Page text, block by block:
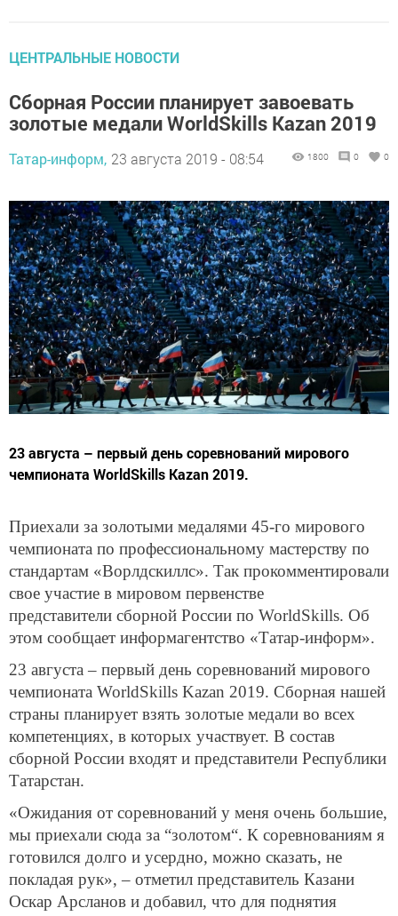
ЦЕНТРАЛЬНЫЕ НОВОСТИ
Сборная России планирует завоевать
золотые медали WorldSkills Kazan 2019
Татар-информ, 23 августа 2019 - 08:54 1800 0 0
23 августа – первый день соревнований мирового
чемпионата WorldSkills Kazan 2019.
Приехали за золотыми медалями 45-го мирового
чемпионата по профессиональному мастерству по
стандартам «Ворлдскиллс». Так прокомментировали
свое участие в мировом первенстве
представители сборной России по WorldSkills. Об
этом сообщает информагентство «Татар-информ».
23 августа – первый день соревнований мирового
чемпионата WorldSkills Kazan 2019. Сборная нашей
страны планирует взять золотые медали во всех
компетенциях, в которых участвует. В состав
сборной России входят и представители Республики
Татарстан.
«Ожидания от соревнований у меня очень большие,
мы приехали сюда за “золотом“. К соревнованиям я
готовился долго и усердно, можно сказать, не
покладая рук», – отметил представитель Казани
Оскар Арсланов и добавил, что для поднятия